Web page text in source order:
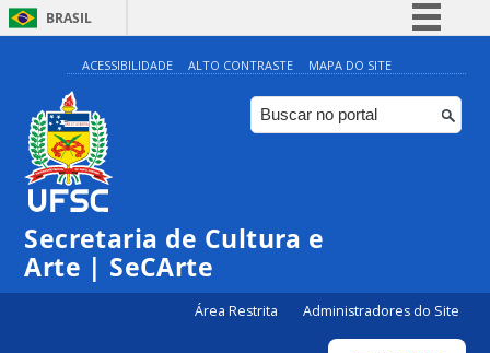
BRASIL
Simplifique!
Comunica BR
Participe
ACESSIBILIDADE ALTO CONTRASTE MAPA DO SITE
Secretaria de Cultura e
Arte | SeCArte
Área Restrita Administradores do Site